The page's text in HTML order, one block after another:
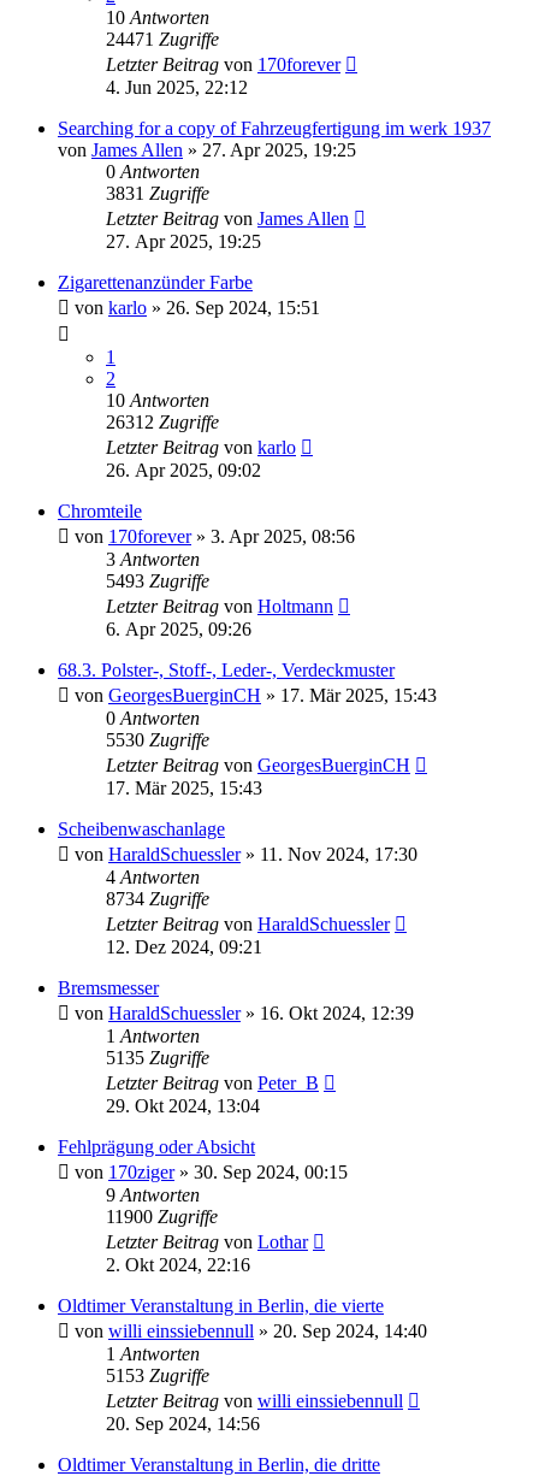
10 Antworten
24471 Zugriffe
Letzter Beitrag von 170forever
4. Jun 2025, 22:12
Searching for a copy of Fahrzeugfertigung im werk 1937
von James Allen » 27. Apr 2025, 19:25
0 Antworten
3831 Zugriffe
Letzter Beitrag von James Allen
27. Apr 2025, 19:25
Zigarettenanzünder Farbe
von karlo » 26. Sep 2024, 15:51
1
2
10 Antworten
26312 Zugriffe
Letzter Beitrag von karlo
26. Apr 2025, 09:02
Chromteile
von 170forever» 3. Apr 2025, 08:56
3 Antworten
5493 Zugriffe
Letzter Beitrag von Holtmann
6. Apr 2025, 09:26
68.3. Polster-, Stoff-, Leder-, Verdeckmuster
von GeorgesBuerginCH » 17. Mär 2025, 15:43
0 Antworten
5530 Zugriffe
Letzter Beitrag von GeorgesBuerginCH
17. Mär 2025, 15:43
Scheibenwaschanlage
von HaraldSchuessler» 11. Nov 2024, 17:30
4 Antworten
8734 Zugriffe
Letzter Beitrag von HaraldSchuessler
12. Dez 2024, 09:21
Bremsmesser
von HaraldSchuessler» 16. Okt 2024, 12:39
1 Antworten
5135 Zugriffe
Letzter Beitrag von Peter_B
29. Okt 2024, 13:04
Fehlprägung oder Absicht
von 170ziger» 30. Sep 2024, 00:15
9 Antworten
11900 Zugriffe
Letzter Beitrag von Lothar
2. Okt 2024, 22:16
Oldtimer Veranstaltung in Berlin, die vierte
von willi einssiebennull » 20. Sep 2024, 14:40
1 Antworten
5153 Zugriffe
Letzter Beitrag von willi einssiebennull
20. Sep 2024, 14:56
Oldtimer Veranstaltung in Berlin, die dritte